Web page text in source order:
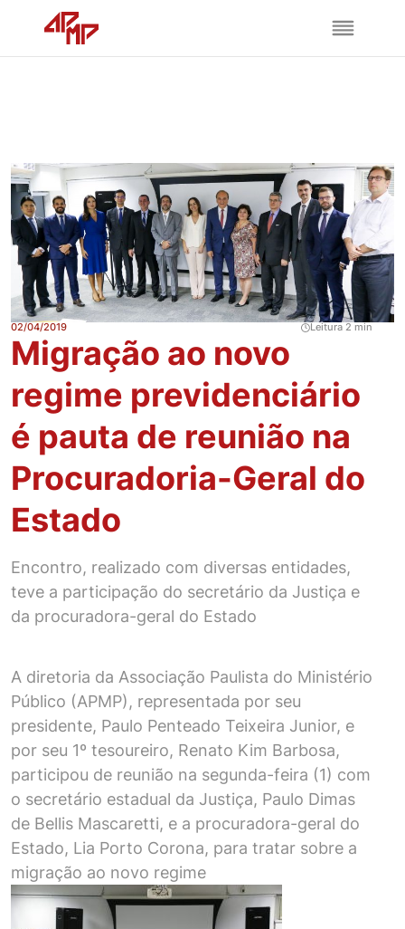
02/04/2019 Leitura 2 min
Migração ao novo
regime previdenciário
é pauta de reunião na
Procuradoria-Geral do
Estado
Encontro, realizado com diversas entidades,
teve a participação do secretário da Justiça e
da procuradora-geral do Estado
A diretoria da Associação Paulista do Ministério
Público (APMP), representada por seu
presidente, Paulo Penteado Teixeira Junior, e
por seu 1º tesoureiro, Renato Kim Barbosa,
participou de reunião na segunda-feira (1) com
o secretário estadual da Justiça, Paulo Dimas
de Bellis Mascaretti, e a procuradora-geral do
Estado, Lia Porto Corona, para tratar sobre a
migração ao novo regime